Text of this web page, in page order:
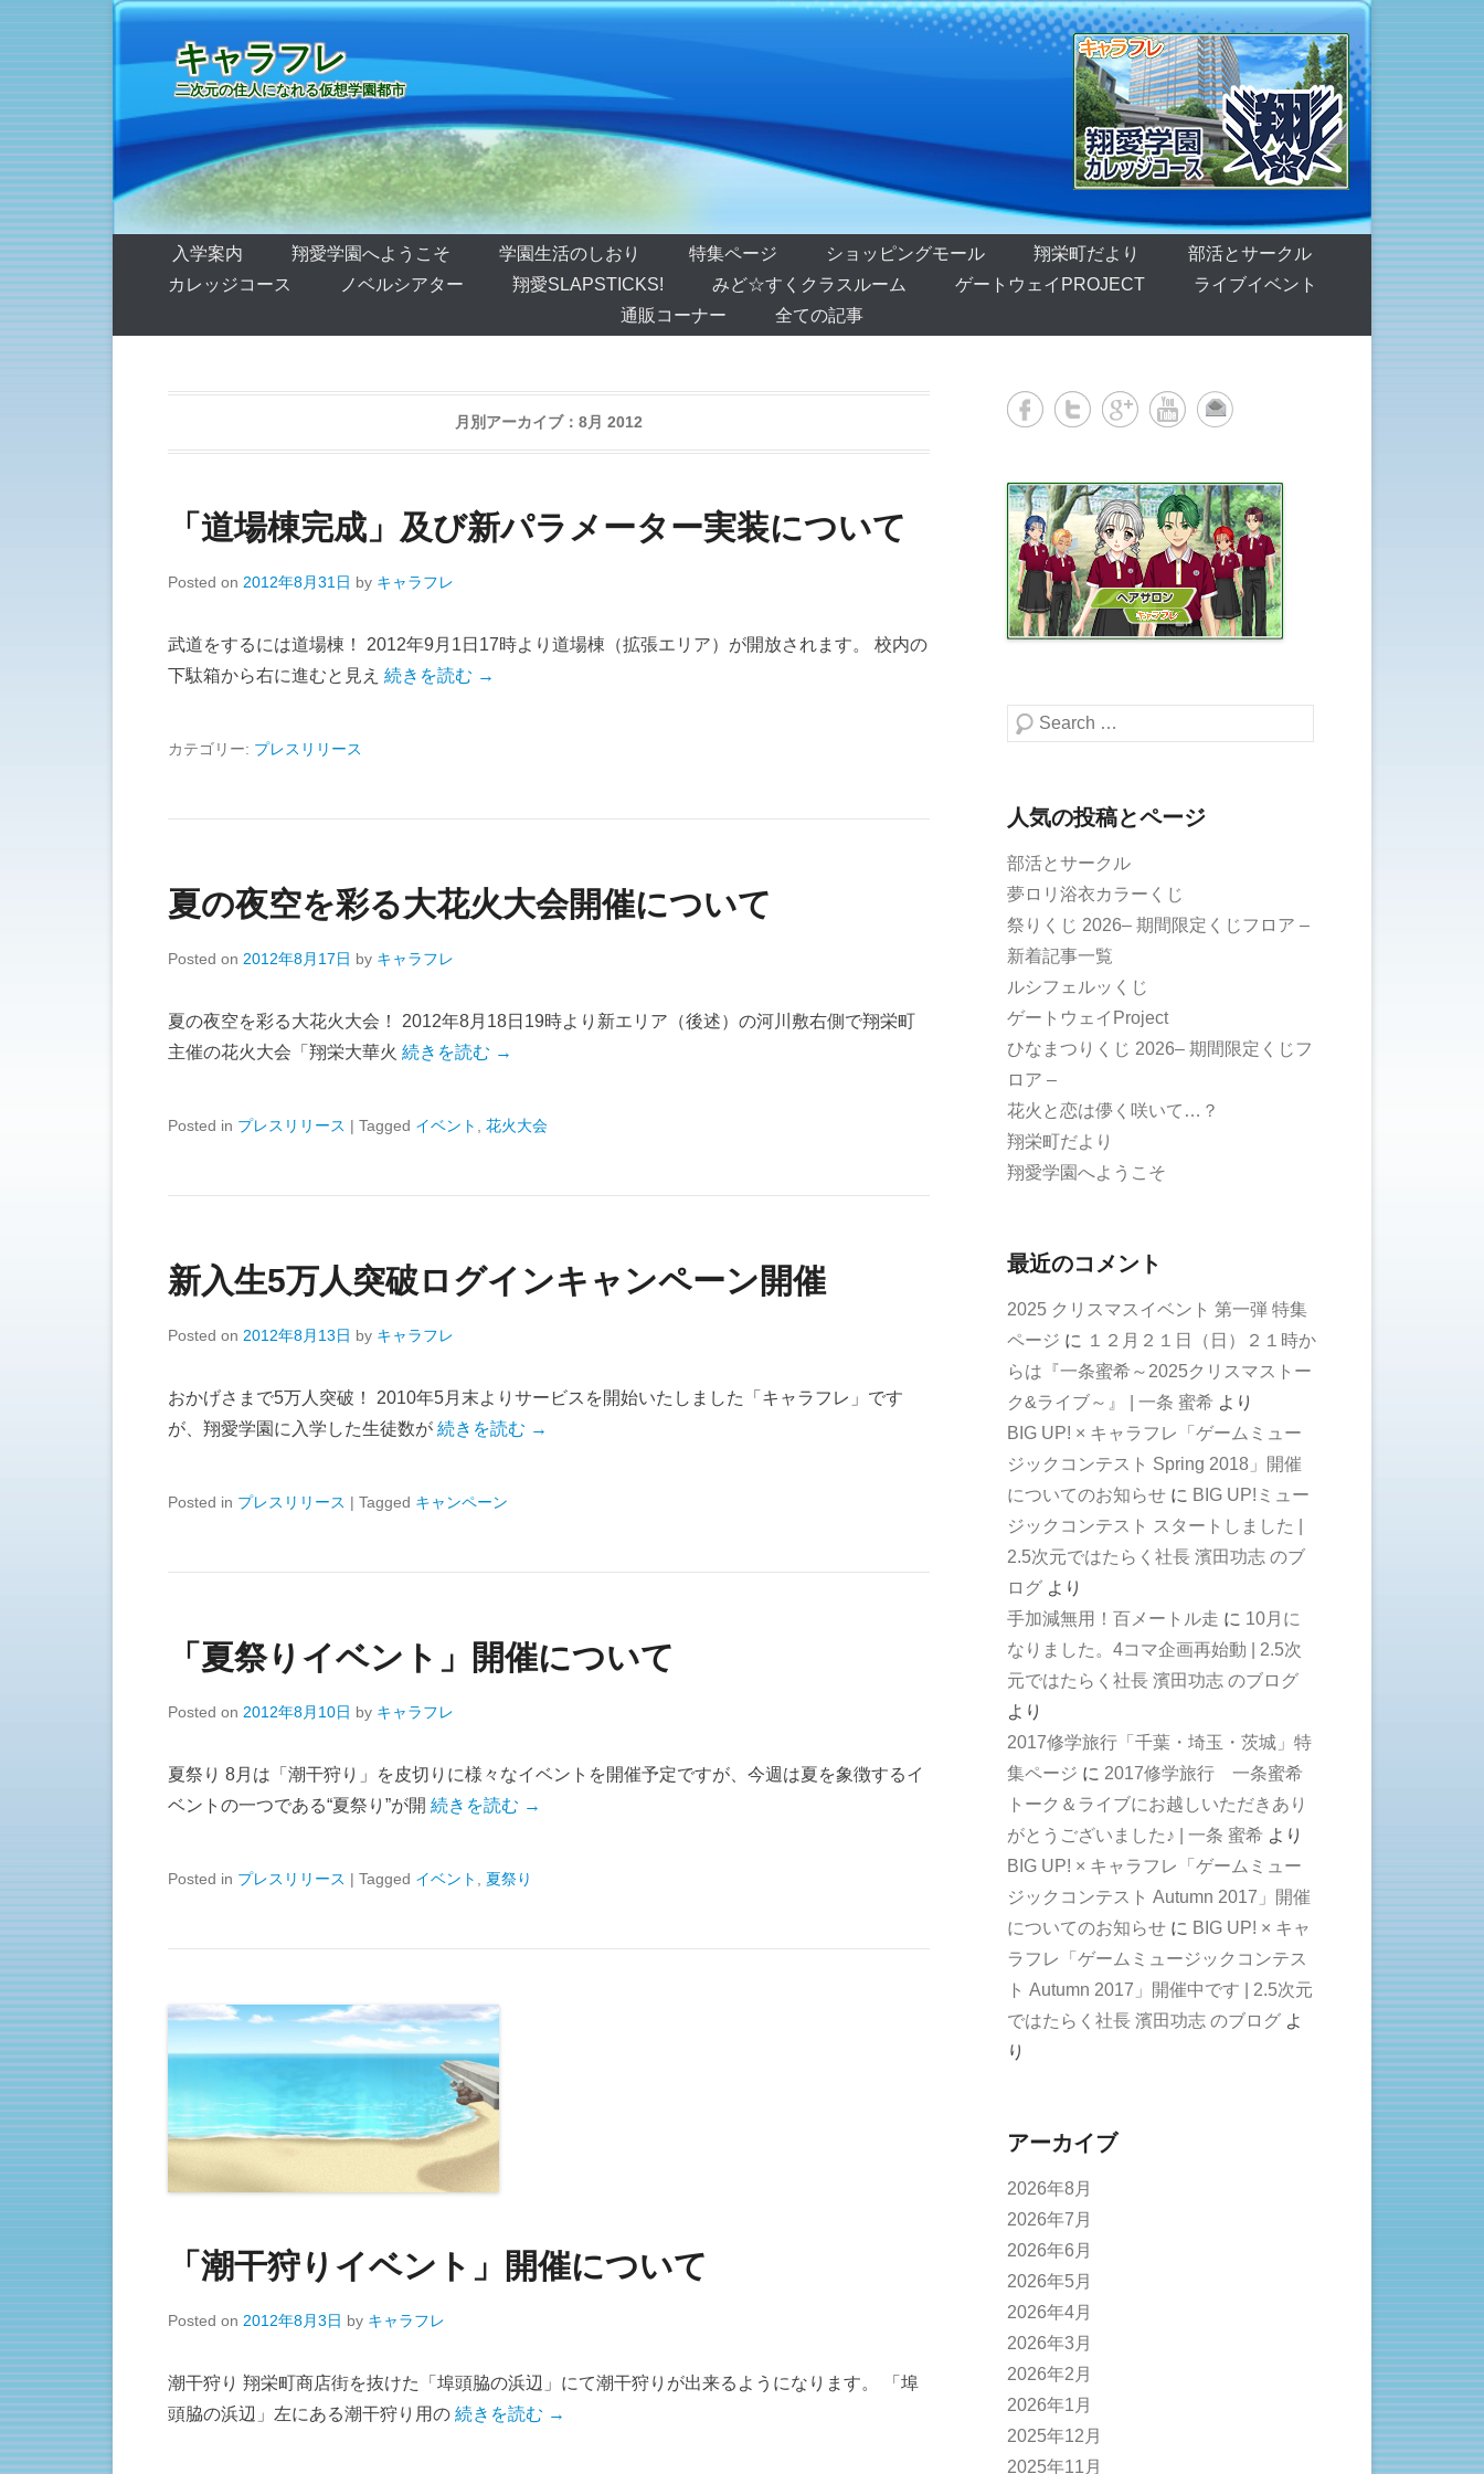
キャラフレ
二次元の住人になれる仮想学園都市
第1メニュー
コンテンツへ移動
入学案内 翔愛学園へようこそ 学園生活のしおり 特集ページ ショッピングモール 翔栄町だより
部活とサークル
カレッジコース
ノベルシアター 翔愛SLAPSTICKS! みど☆すくクラスルーム ゲートウェイPROJECT
ライブイベント
通販コーナー
全ての記事
月別アーカイブ： 8月 2012
「道場棟完成」及び新パラメーター実装について
Posted on 2012年8月31日 by キャラフレ
武道をするには道場棟！ 2012年9月1日17時より道場棟（拡張エリア）が開放されます。 校内の
下駄箱から右に進むと見え 続きを読む →
カテゴリー: プレスリリース
夏の夜空を彩る大花火大会開催について
Posted on 2012年8月17日 by キャラフレ
夏の夜空を彩る大花火大会！ 2012年8月18日19時より新エリア（後述）の河川敷右側で翔栄町
主催の花火大会「翔栄大華火 続きを読む →
Posted in プレスリリース | Tagged イベント 花火大会
新入生5万人突破ログインキャンペーン開催
Posted on 2012年8月13日 by キャラフレ
おかげさまで5万人突破！ 2010年5月末よりサービスを開始いたしました「キャラフレ」です
が、翔愛学園に入学した生徒数が 続きを読む →
Posted in プレスリリース | Tagged キャンペーン
「夏祭りイベント」開催について
Posted on 2012年8月10日 by キャラフレ
夏祭り 8月は「潮干狩り」を皮切りに様々なイベントを開催予定ですが、今週は夏を象徴するイ
ベントの一つである“夏祭り”が開 続きを読む →
Posted in プレスリリース | Tagged イベント 夏祭り
「潮干狩りイベント」開催について
Posted on 2012年8月3日 by キャラフレ
潮干狩り 翔栄町商店街を抜けた「埠頭脇の浜辺」にて潮干狩りが出来るようになります。 「埠
頭脇の浜辺」左にある潮干狩り用の 続きを読む →
検索する
人気の投稿とページ
部活とサークル
夢ロリ浴衣カラーくじ
祭りくじ 2026– 期間限定くじフロア –
新着記事一覧
ルシフェルッくじ
ゲートウェイProject
ひなまつりくじ 2026– 期間限定くじフ
ロア –
花火と恋は儚く咲いて…？
翔栄町だより
翔愛学園へようこそ
最近のコメント
2025 クリスマスイベント 第一弾 特集
ページ に １２月２１日（日）２１時か
らは『一条蜜希～2025クリスマストー
ク&ライブ～』 | 一条 蜜希 より
BIG UP! × キャラフレ「ゲームミュー
ジックコンテスト Spring 2018」開催
についてのお知らせ に BIG UP!ミュー
ジックコンテスト スタートしました |
2.5次元ではたらく社長 濱田功志 のブ
ログ より
手加減無用！百メートル走 に 10月に
なりました。4コマ企画再始動 | 2.5次
元ではたらく社長 濱田功志 のブログ
より
2017修学旅行「千葉・埼玉・茨城」特
集ページ に 2017修学旅行 一条蜜希
トーク＆ライブにお越しいただきあり
がとうございました♪ | 一条 蜜希 より
BIG UP! × キャラフレ「ゲームミュー
ジックコンテスト Autumn 2017」開催
についてのお知らせ に BIG UP! × キャ
ラフレ「ゲームミュージックコンテス
ト Autumn 2017」開催中です | 2.5次元
ではたらく社長 濱田功志 のブログ よ
り
アーカイブ
2026年8月
2026年7月
2026年6月
2026年5月
2026年4月
2026年3月
2026年2月
2026年1月
2025年12月
2025年11月